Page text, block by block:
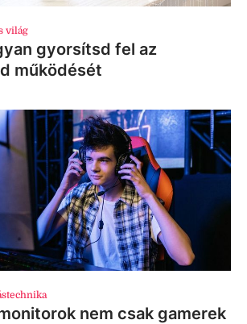
világ
gyorsítsd fel az
működését
nem csak gamerek